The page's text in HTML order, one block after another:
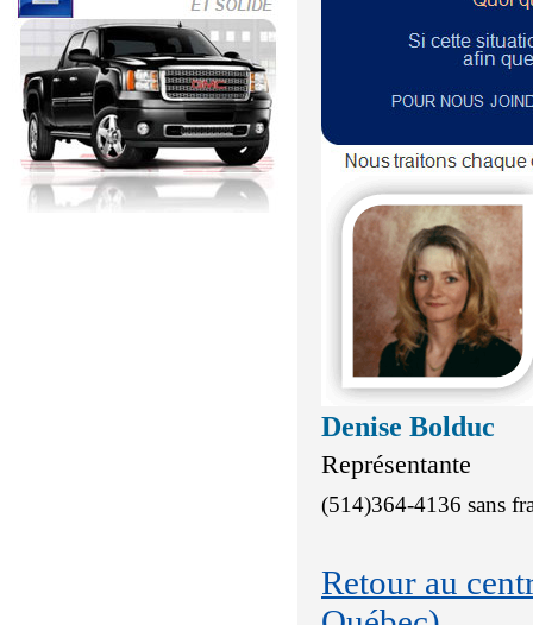
Denise Bolduc
Représentante
(514)364-4136 sans
Retour au